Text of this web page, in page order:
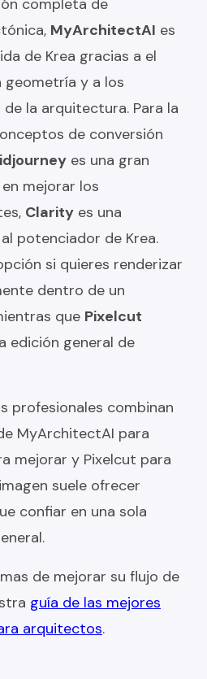
MyArchitectAI es
de Krea gracias a el
geometría y a los
la arquitectura. Para la
de conversión
es una gran
mejorar los
Clarity es una
potenciador de Krea.
si quieres renderizar
dentro de un
que Pixelcut
edición general de
profesionales combinan
MyArchitectAI para
mejorar y Pixelcut para
suele ofrecer
confiar en una sola
de mejorar su flujo de
guía de las mejores
arquitectos.